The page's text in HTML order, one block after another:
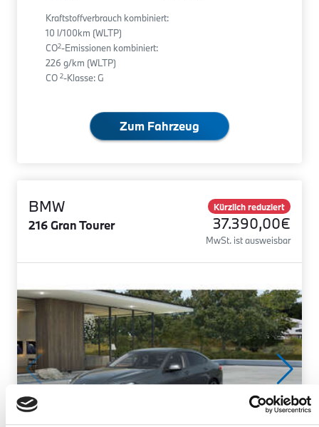
Kraftstoffverbrauch kombiniert:
10 l/100km (WLTP)
CO2-Emissionen kombiniert:
226 g/km (WLTP)
CO 2-Klasse: G
Zum Fahrzeug
BMW
216 Gran Tourer
Kürzlich reduziert
37.390,00€
MwSt. ist ausweisbar